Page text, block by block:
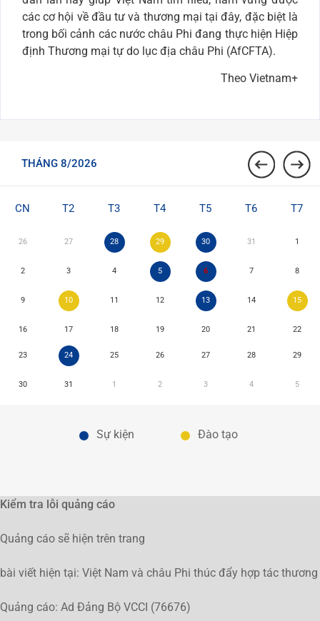
các cơ hội về đầu tư và thương mại tại đây, đặc biệt là
trong bối cảnh các nước châu Phi đang thực hiện Hiệp
định Thương mại tự do lục địa châu Phi (AfCFTA).
Theo Vietnam+
THÁNG 8/2026
CN T2 T3 T4 T5 T6 T7
26 27 28 29 30 31 1
2 3 4 5 6 7 8
9 10 11 12 13 14 15
16 17 18 19 20 21 22
23 24 25 26 27 28 29
30 31 1 2 3 4 5
Sự kiện Đào tạo
Kiểm tra lỗi quảng cáo
Quảng cáo sẽ hiện trên trang
bài viết hiện tại: Việt Nam và châu Phi thúc đẩy hợp tác
Quảng cáo: Ad Đảng Bộ VCCI (76676)